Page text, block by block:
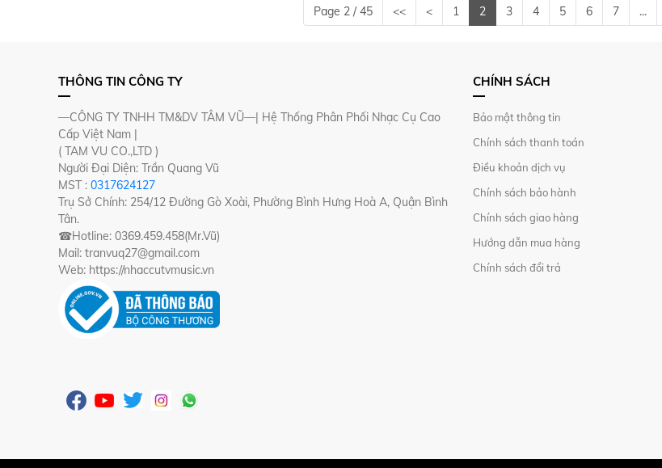
Page 2 / 45 << < 1 2 3 4 5 6 7 ...
THÔNG TIN CÔNG TY
—CÔNG TY TNHH TM&DV TÂM VŨ—| Hệ Thống Phân Phối Nhạc Cụ Cao
Cấp Việt Nam |
( TAM VU CO.,LTD )
Người Đại Diện: Trần Quang Vũ
MST : 0317624127
Trụ Sở Chính: 254/12 Đường Gò Xoài, Phường Bình Hưng Hoà A, Quận Bình
Tân.
☎Hotline: 0369.459.458(Mr.Vũ)
Mail: tranvuq27@gmail.com
Web: https://nhaccutvmusic.vn
CHÍNH SÁCH
Bảo mật thông tin
Chính sách thanh toán
Điều khoản dịch vụ
Chính sách bảo hành
Chính sách giao hàng
Hướng dẫn mua hàng
Chính sách đổi trả